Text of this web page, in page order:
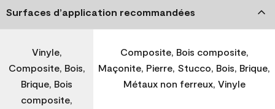
Surfaces d’application recommandées
Vinyle,
Composite, Bois,
Brique, Bois
composite,
Composite, Bois composite,
Maçonite, Pierre, Stucco, Bois, Brique,
Métaux non ferreux, Vinyle